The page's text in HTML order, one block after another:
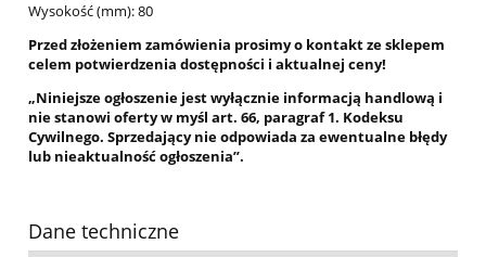
Wysokość (mm): 80
Przed złożeniem zamówienia prosimy o kontakt ze sklepem
celem potwierdzenia dostępności i aktualnej ceny!
„Niniejsze ogłoszenie jest wyłącznie informacją handlową i
nie stanowi oferty w myśl art. 66, paragraf 1. Kodeksu
Cywilnego. Sprzedający nie odpowiada za ewentualne błędy
lub nieaktualność ogłoszenia”.
Dane techniczne